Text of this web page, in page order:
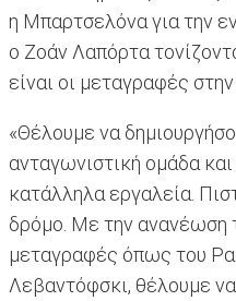
η Μπαρτσελόνα για την
ο Ζοάν Λαπόρτα
είναι οι μεταγραφές
«Θέλουμε να
ανταγωνιστική ομάδα
κατάλληλα εργαλεία.
δρόμο. Με την ανανέωση
μεταγραφές όπως του
Λεβαντόφσκι, θέλουμε